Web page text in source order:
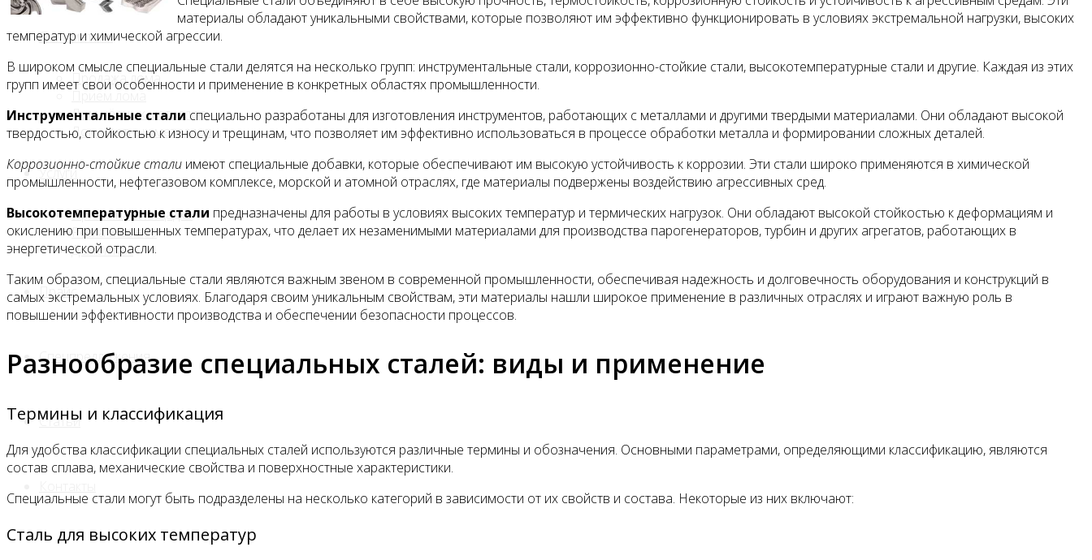
Лом, металл
Продажа лома
Лом чёрных металлов
Лом цветных металлов
Услуги
Приём на площадке
Резка и вывоз
Демонтаж
Прайс
Спецпредложения
Статьи
материалы обладают уникальными свойствами, которые позволяют им эффективно функционировать в условиях экстремальной нагрузки, высоких
температур и химической агрессии.
В широком смысле специальные стали делятся на несколько групп: инструментальные стали, коррозионно-стойкие стали, высокотемпературные стали и другие. Каждая из этих
групп имеет свои особенности и применение в конкретных областях промышленности.
Инструментальные стали специально разработаны для изготовления инструментов, работающих с металлами и другими твердыми материалами. Они обладают высокой
твердостью, стойкостью к износу и трещинам, что позволяет им эффективно использоваться в процессе обработки металла и формировании сложных деталей.
Коррозионно-стойкие стали имеют специальные добавки, которые обеспечивают им высокую устойчивость к коррозии. Эти стали широко применяются в химической
промышленности, нефтегазовом комплексе, морской и атомной отраслях, где материалы подвержены воздействию агрессивных сред.
Высокотемпературные стали предназначены для работы в условиях высоких температур и термических нагрузок. Они обладают высокой стойкостью к деформациям и
окислению при повышенных температурах, что делает их незаменимыми материалами для производства парогенераторов, турбин и других агрегатов, работающих в
энергетической отрасли.
Таким образом, специальные стали являются важным звеном в современной промышленности, обеспечивая надежность и долговечность оборудования и конструкций в
самых экстремальных условиях. Благодаря своим уникальным свойствам, эти материалы нашли широкое применение в различных отраслях и играют важную роль в
повышении эффективности производства и обеспечении безопасности процессов.
Разнообразие специальных сталей: виды и применение
Термины и классификация
Для удобства классификации специальных сталей используются различные термины и обозначения. Основными параметрами, определяющими классификацию, являются
состав сплава, механические свойства и поверхностные характеристики.
Специальные стали могут быть подразделены на несколько категорий в зависимости от их свойств и состава. Некоторые из них включают:
Сталь для высоких температур